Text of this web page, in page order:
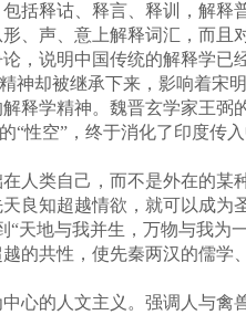
括释诂、释言、释训，解释
、声、意上解释词汇，而且
，说明中国传统的解释学已
神却被继承下来，影响着宋
释学精神。魏晋玄学家王弼
“性空”，终于消化了印度传
类自己，而不是外在的某
良知超越情欲，就可以成为
天地与我并生，万物与我为
的共性，使先秦两汉的儒学
的人文主义。强调人与禽